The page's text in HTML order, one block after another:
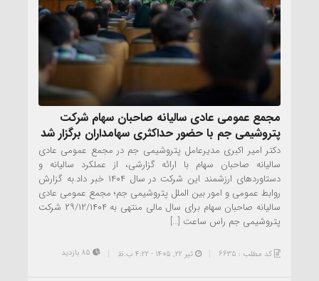
مجمع عمومی عادی سالیانه صاحبان سهام شرکت
پتروشیمی جم با حضور حداکثری سهامداران برگزار شد
دکتر امیر اکبری مدیرعامل پتروشیمی جم در مجمع عمومی عادی
سالیانه صاحبان سهام با ارائه گزارشی، از عملکرد سالیانه و
دستاوردهای ارزشمند این شرکت در سال ۱۴۰۴ خبر داد.به گزارش
روابط عمومی و امور بین الملل پتروشیمی جم؛ مجمع عمومی عادی
سالیانه صاحبان سهام برای سال مالی منتهی به ۲۹/۱۲/۱۴۰۴ شرکت
پتروشیمی جم راس ساعت […]
کد مطلب : 6635 تیر ۲۲, ۱۴۰۵ - 4:22 ب.ظ